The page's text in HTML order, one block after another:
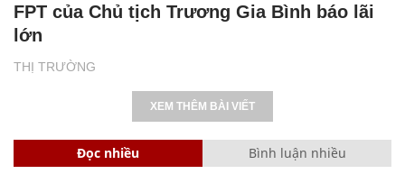
THỊ TRƯỜNG
FPT của Chủ tịch Trương Gia Bình báo lãi
lớn
XEM THÊM BÀI VIẾT
Đọc nhiều Bình luận nhiều